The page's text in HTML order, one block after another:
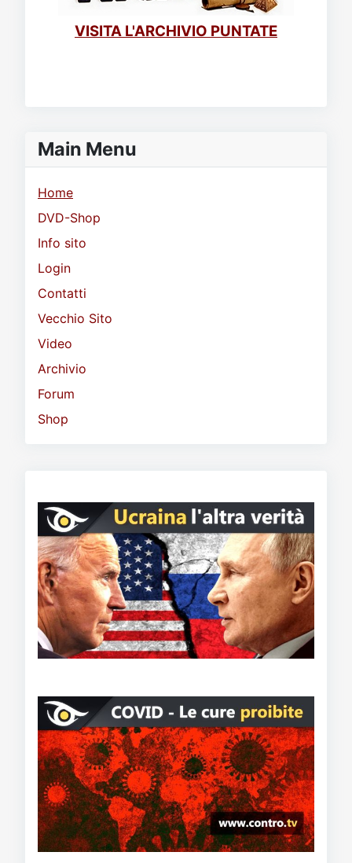
Main Menu
Home
DVD-Shop
Info sito
Login
Contatti
Vecchio Sito
Video
Archivio
Forum
Shop
VISITA L'ARCHIVIO PUNTATE